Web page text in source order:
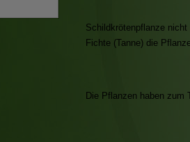
Schildkrötenpflanze
Fichte (Tanne) die
Die Pflanzen haben zum